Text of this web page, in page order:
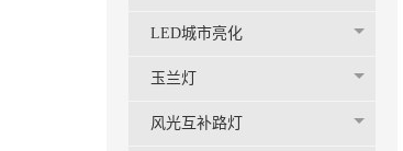
LED城市亮化
玉兰灯
风光互补路灯